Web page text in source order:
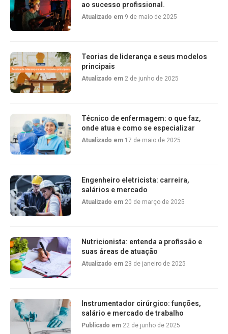
ao sucesso profissional.
Atualizado em 9 de maio de 2025
Teorias de liderança e seus modelos
principais
Atualizado em 2 de junho de 2025
Técnico de enfermagem: o que faz,
onde atua e como se especializar
Atualizado em 17 de maio de 2025
Engenheiro eletricista: carreira,
salários e mercado
Atualizado em 20 de março de 2025
Nutricionista: entenda a profissão e
suas áreas de atuação
Atualizado em 23 de janeiro de 2025
Instrumentador cirúrgico: funções,
salário e mercado de trabalho
Publicado em 22 de junho de 2025